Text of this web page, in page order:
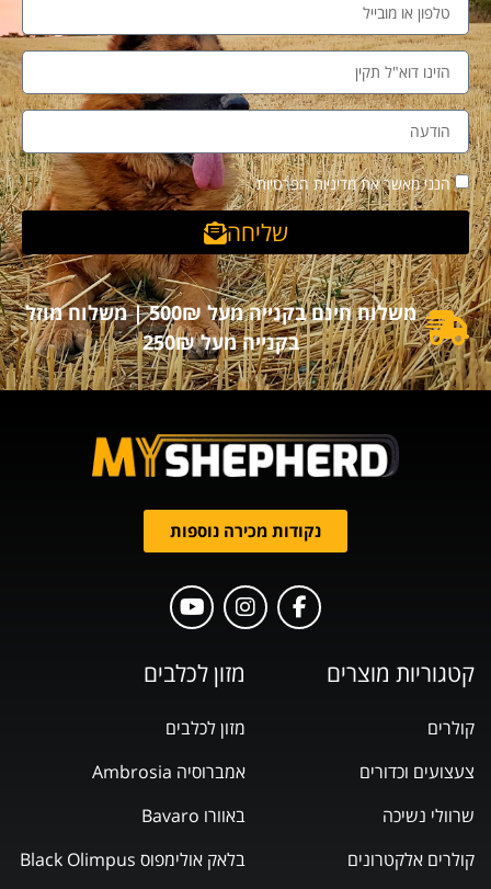
הנני מאשר את מדיניות הפרטיות
שליחה
משלוח חינם בקנייה מעל 500₪ | משלוח מוזל
בקנייה מעל 250₪
מזון לכלבים
מזון לכלבים
אמברוסיה Ambrosia
באוורו Bavaro
בלאק אולימפוס Black Olimpus
קטגוריות מוצרים
קולרים
צעצועים וכדורים
שרוולי נשיכה
קולרים אלקטרונים
נקודות מכירה נוספות